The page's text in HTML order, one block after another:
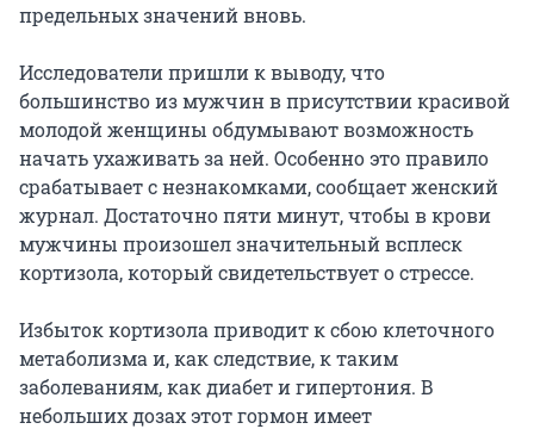
предельных значений вновь.
Исследователи пришли к выводу, что
большинство из мужчин в присутствии красивой
молодой женщины обдумывают возможность
начать ухаживать за ней. Особенно это правило
срабатывает с незнакомками, сообщает женский
журнал. Достаточно пяти минут, чтобы в крови
мужчины произошел значительный всплеск
кортизола, который свидетельствует о стрессе.
Избыток кортизола приводит к сбою клеточного
метаболизма и, как следствие, к таким
заболеваниям, как диабет и гипертония. В
небольших дозах этот гормон имеет